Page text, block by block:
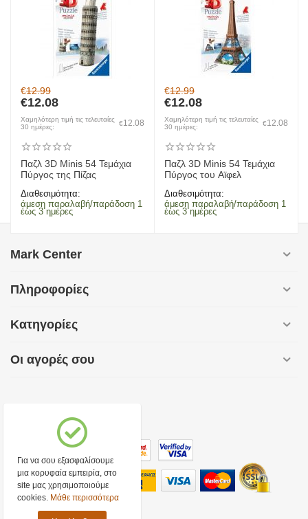
€12.99
€12.08
Χαμηλότερη τιμή τις τελευταίες
30 ημέρες:
€12.08
Παζλ 3D Minis 54 Τεμάχια
Πύργος της Πίζας
Διαθεσιμότητα:
άμεση παραλαβή/παράδοση 1
έως 3 ημέρες
€12.99
€12.08
Χαμηλότερη τιμή τις τελευταίες
30 ημέρες:
€12.08
Παζλ 3D Minis 54 Τεμάχια
Πύργος του Αϊφελ
Διαθεσιμότητα:
άμεση παραλαβή/παράδοση 1
έως 3 ημέρες
Mark Center
Πληροφορίες
Κατηγορίες
Οι αγορές σου
Για να σου εξασφαλίσουμε
μια κορυφαία εμπειρία, στο
site μας χρησιμοποιούμε
cookies. Μάθε περισσότερα